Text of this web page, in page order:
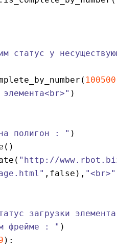
статус у
( 100500
)
полигон : " )
( )
( "http://
,false ) , "<br>"
загрузки
фрейме : " )
) :